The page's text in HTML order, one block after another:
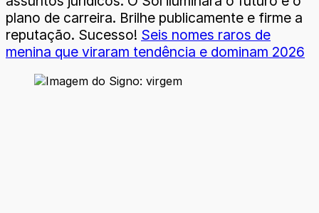
plano de carreira. Brilhe publicamente e firme a
reputação. Sucesso! Seis nomes raros de
menina que viraram tendência e dominam 2026